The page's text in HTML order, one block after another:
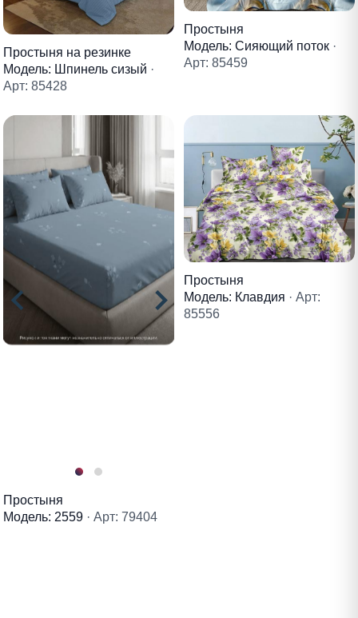
Простыня на резинке
Модель: Шпинель сизый ·
Арт: 85428
Простыня
Модель: Сияющий поток ·
Арт: 85459
Простыня
Модель: 2559 · Арт: 79404
Простыня
Модель: Клавдия · Арт:
85556